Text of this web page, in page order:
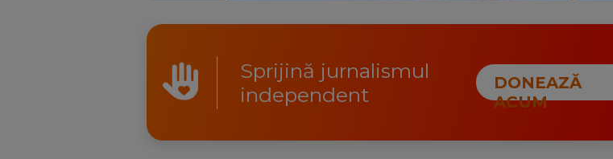
Sprijină jurnalismul
independent
DONEAZĂ
ACUM